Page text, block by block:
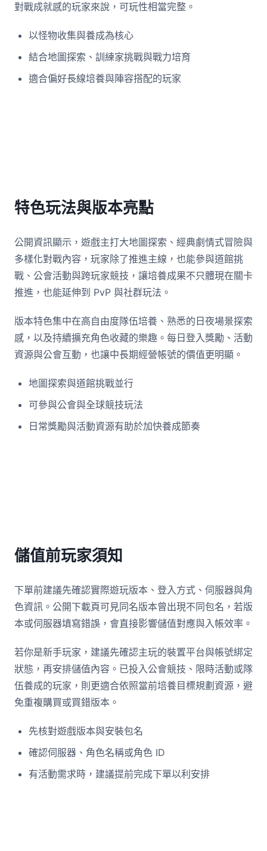
對戰成就感的玩家來說，可玩性相當完整。
以怪物收集與養成為核心
結合地圖探索、訓練家挑戰與戰力培育
適合偏好長線培養與陣容搭配的玩家
特色玩法與版本亮點
公開資訊顯示，遊戲主打大地圖探索、經典劇情式冒險與
多樣化對戰內容，玩家除了推進主線，也能參與道館挑
戰、公會活動與跨玩家競技，讓培養成果不只體現在關卡
推進，也能延伸到 PvP 與社群玩法。
版本特色集中在高自由度隊伍培養、熟悉的日夜場景探索
感，以及持續擴充角色收藏的樂趣。每日登入獎勵、活動
資源與公會互動，也讓中長期經營帳號的價值更明顯。
地圖探索與道館挑戰並行
可參與公會與全球競技玩法
日常獎勵與活動資源有助於加快養成節奏
儲值前玩家須知
下單前建議先確認實際遊玩版本、登入方式、伺服器與角
色資訊。公開下載頁可見同名版本曾出現不同包名，若版
本或伺服器填寫錯誤，會直接影響儲值對應與入帳效率。
若你是新手玩家，建議先確認主玩的裝置平台與帳號綁定
狀態，再安排儲值內容。已投入公會競技、限時活動或隊
伍養成的玩家，則更適合依照當前培養目標規劃資源，避
免重複購買或買錯版本。
先核對遊戲版本與安裝包名
確認伺服器、角色名稱或角色 ID
有活動需求時，建議提前完成下單以利安排